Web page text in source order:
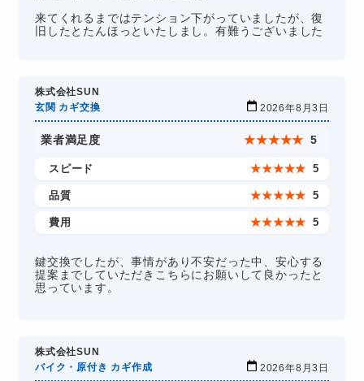
来てくれるまではテンション下がっていましたが、復
旧したとたんほっといたしまし。有難うございました
株式会社SUN
玄関 カギ交換
2026年8月3日
業者満足度 ★★★★★ 5
スピード ★★★★★ 5
品質 ★★★★★ 5
費用 ★★★★★ 5
鍵交換でしたが、事情があり不安だった中、安心する
提案までしていただきこちらにお願いして良かったと
思っています。
株式会社SUN
バイク・原付き カギ作成
2026年8月3日